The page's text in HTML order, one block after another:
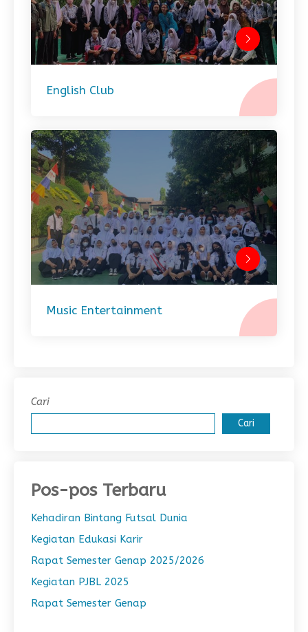
English Club
Music Entertainment
Cari
Cari
Pos-pos Terbaru
Kehadiran Bintang Futsal Dunia
Kegiatan Edukasi Karir
Rapat Semester Genap 2025/2026
Kegiatan PJBL 2025
Rapat Semester Genap